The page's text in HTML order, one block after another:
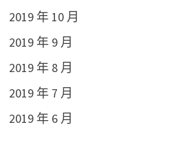
2019 年 10 月
2019 年 9 月
2019 年 8 月
2019 年 7 月
2019 年 6 月